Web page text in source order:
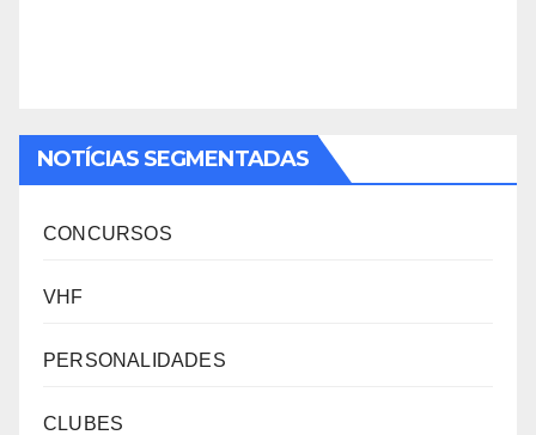
NOTÍCIAS SEGMENTADAS
CONCURSOS
VHF
PERSONALIDADES
CLUBES